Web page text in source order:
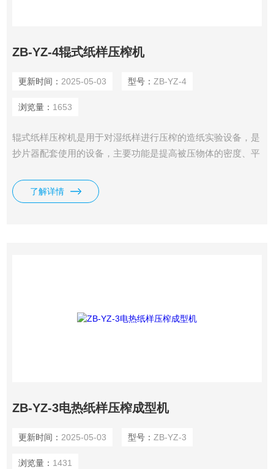
ZB-YZ-4辊式纸样压榨机
更新时间： 2025-05-03 型号： ZB-YZ-4
浏览量： 1653
辊式纸样压榨机是用于对湿纸样进行压榨的造纸实验设备，是
抄片器配套使用的设备，主要功能是提高被压物体的密度、平
测定、普通压榨、高强压榨、平滑压榨、压光等实验，加入不
同的网毯可完成各种网毯的压榨实验。
了解详情
ZB-YZ-3电热纸样压榨成型机
更新时间： 2025-05-03 型号： ZB-YZ-3
浏览量： 1431